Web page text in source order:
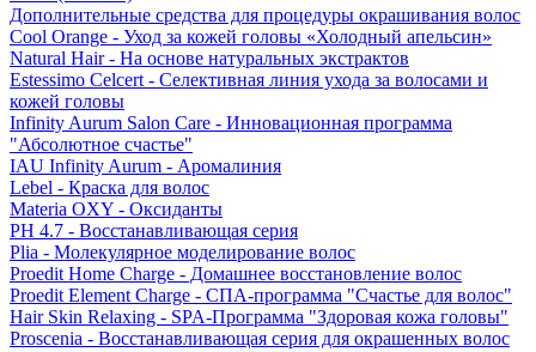
Дополнительные средства для процедуры окрашивания волос
Cool Orange - Уход за кожей головы «Холодный апельсин»
Natural Hair - На основе натуральных экстрактов
Estessimo Celcert - Селективная линия ухода за волосами и
кожей головы
Infinity Aurum Salon Care - Инновационная программа
"Абсолютное счастье"
IAU Infinity Aurum - Аромалиния
Lebel - Краска для волос
Materia OXY - Оксиданты
PH 4.7 - Восстанавливающая серия
Plia - Молекулярное моделирование волос
Proedit Home Charge - Домашнее восстановление волос
Proedit Element Charge - СПА-программа "Счастье для волос"
Hair Skin Relaxing - SPA-Программа "Здоровая кожа головы"
Proscenia - Восстанавливающая серия для окрашенных волос